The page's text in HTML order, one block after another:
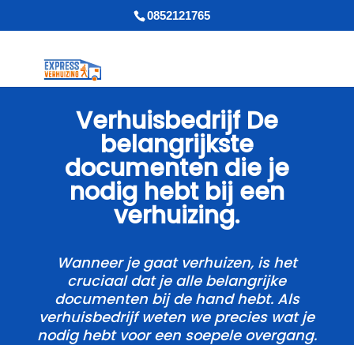
0852121765
Verhuisbedrijf De
belangrijkste
documenten die je
nodig hebt bij een
verhuizing.​
Wanneer je gaat verhuizen, is het
cruciaal dat je alle belangrijke
documenten bij de hand hebt.​ Als
verhuisbedrijf weten we precies wat je
nodig hebt voor een soepele overgang.​